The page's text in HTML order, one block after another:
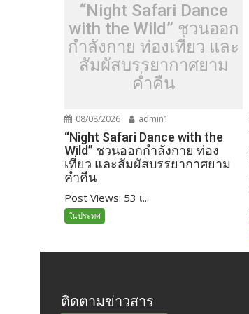
“Night Safari Dance
with the Wild” ชวนออก
กำลังกาย ท่องเที่ยว และ
สัมผัสบรรยากาศยาม
ค่ำคืน
08/08/2026 admin1
“Night Safari Dance with the
Wild” ชวนออกกำลังกาย ท่อง
เที่ยว และสัมผัสบรรยากาศยาม
ค่ำคืน
Post Views: 53 เ...
ในประทศ
ติดตามข่าวสาร